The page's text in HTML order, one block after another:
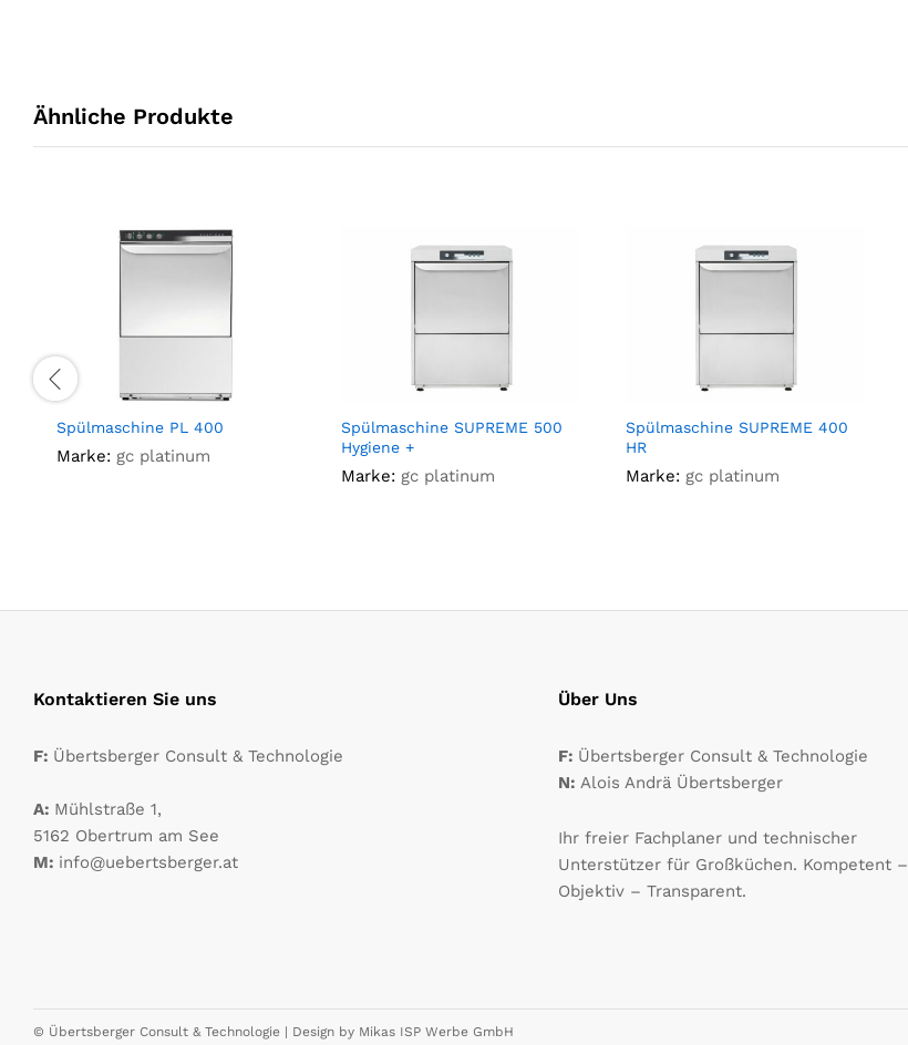
Ähnliche Produkte
Spülmaschine PL 400
Marke: gc platinum
Spülmaschine SUPREME 500
Hygiene +
Marke: gc platinum
Spülmaschine SUPREME 400
HR
Marke: gc platinum
Kontaktieren Sie uns
F: Übertsberger Consult & Technologie
A: Mühlstraße 1,
5162 Obertrum am See
M: info@uebertsberger.at
Über Uns
F: Übertsberger Consult & Technologie
N:Alois Andrä Übertsberger
Ihr freier Fachplaner und technischer
Unterstützer für Großküchen. Kompetent –
Objektiv – Transparent.
© Übertsberger Consult & Technologie | Design by Mikas ISP Werbe GmbH